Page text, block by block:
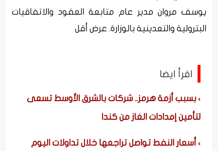
يوسف مروان مدير عام متابعة العقود والاتفاقيات
البترولية والتعدينية بالوزارة. عرض أقل
اقرأ ايضا
بسبب أزمة هرمز.. شركات بالشرق الأوسط تسعى
لتأمين إمدادات الغاز من كندا
أسعار النفط تواصل تراجعها خلال تداولات اليوم